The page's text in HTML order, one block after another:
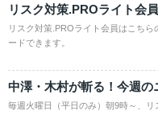
リスク対策.PROライト会
リスク対策.PROライト会員はこちら
ードできます。
中澤・木村が斬る！今週の
毎週火曜日（平日のみ）朝9時～、